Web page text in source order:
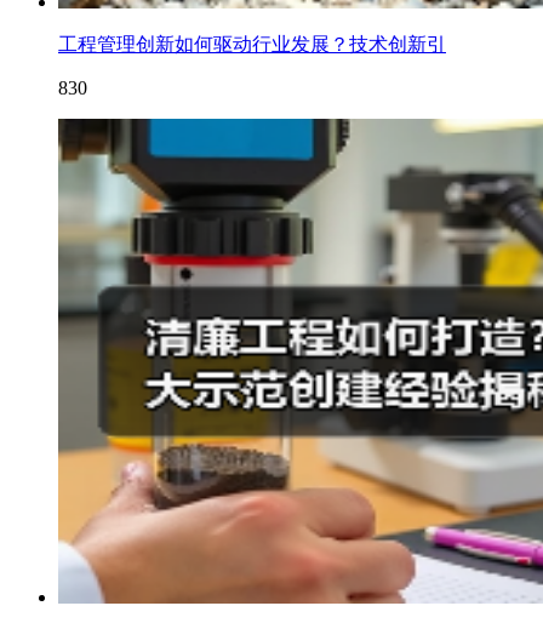
工程管理创新如何驱动行业发展？技术创新引
830